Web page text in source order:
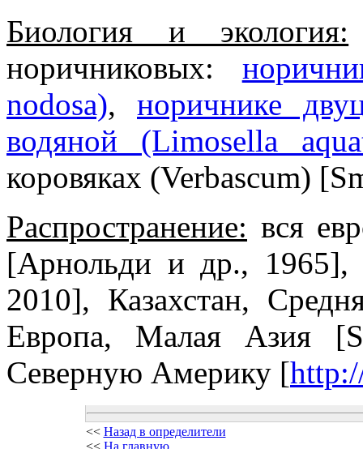
Биология и экология:
норичниковых:
nodosa), норичнике
водяной (Limosella
коровяках (Verbascum)
Распространение: вся
[Арнольди и др., 1965],
2010], Казахстан,
Европа, Малая Азия
Северную Америку [
<< Назад в определители
<< На главную